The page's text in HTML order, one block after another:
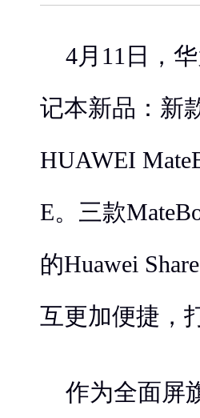
4月11日，
记本新品：新
HUAWEI
E。三款
的Huawei
互更加便捷，
作为全面屏